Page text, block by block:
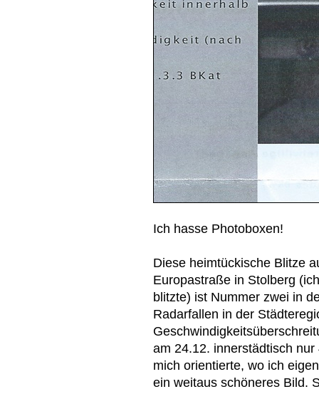
Ich hasse Photoboxen!
Diese heimtückische Blitze
Europastraße in Stolberg
blitzte) ist Nummer zwei in
Radarfallen in der
am 24.12. innerstädtisch
mich orientierte, wo ich
ein weitaus schöneres Bild.